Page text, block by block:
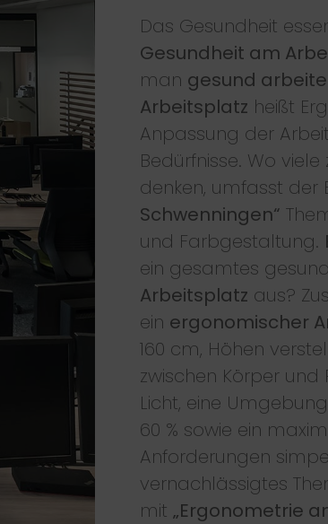
Das Gesundheit
Gesundheit am
man gesund
Arbeitsplatz heißt
Anpassung der
Bedürfnisse. Wo
denken, umfasst der
Schwenningen“
und Farbgestaltung.
ein gesamtes
Arbeitsplatz aus?
ein ergonomischer
160 cm, Höhen
zwischen Körper und
Licht, eine
60 % sowie ein
Anforderungen
vernachlässigtes
mit „Ergonometrie